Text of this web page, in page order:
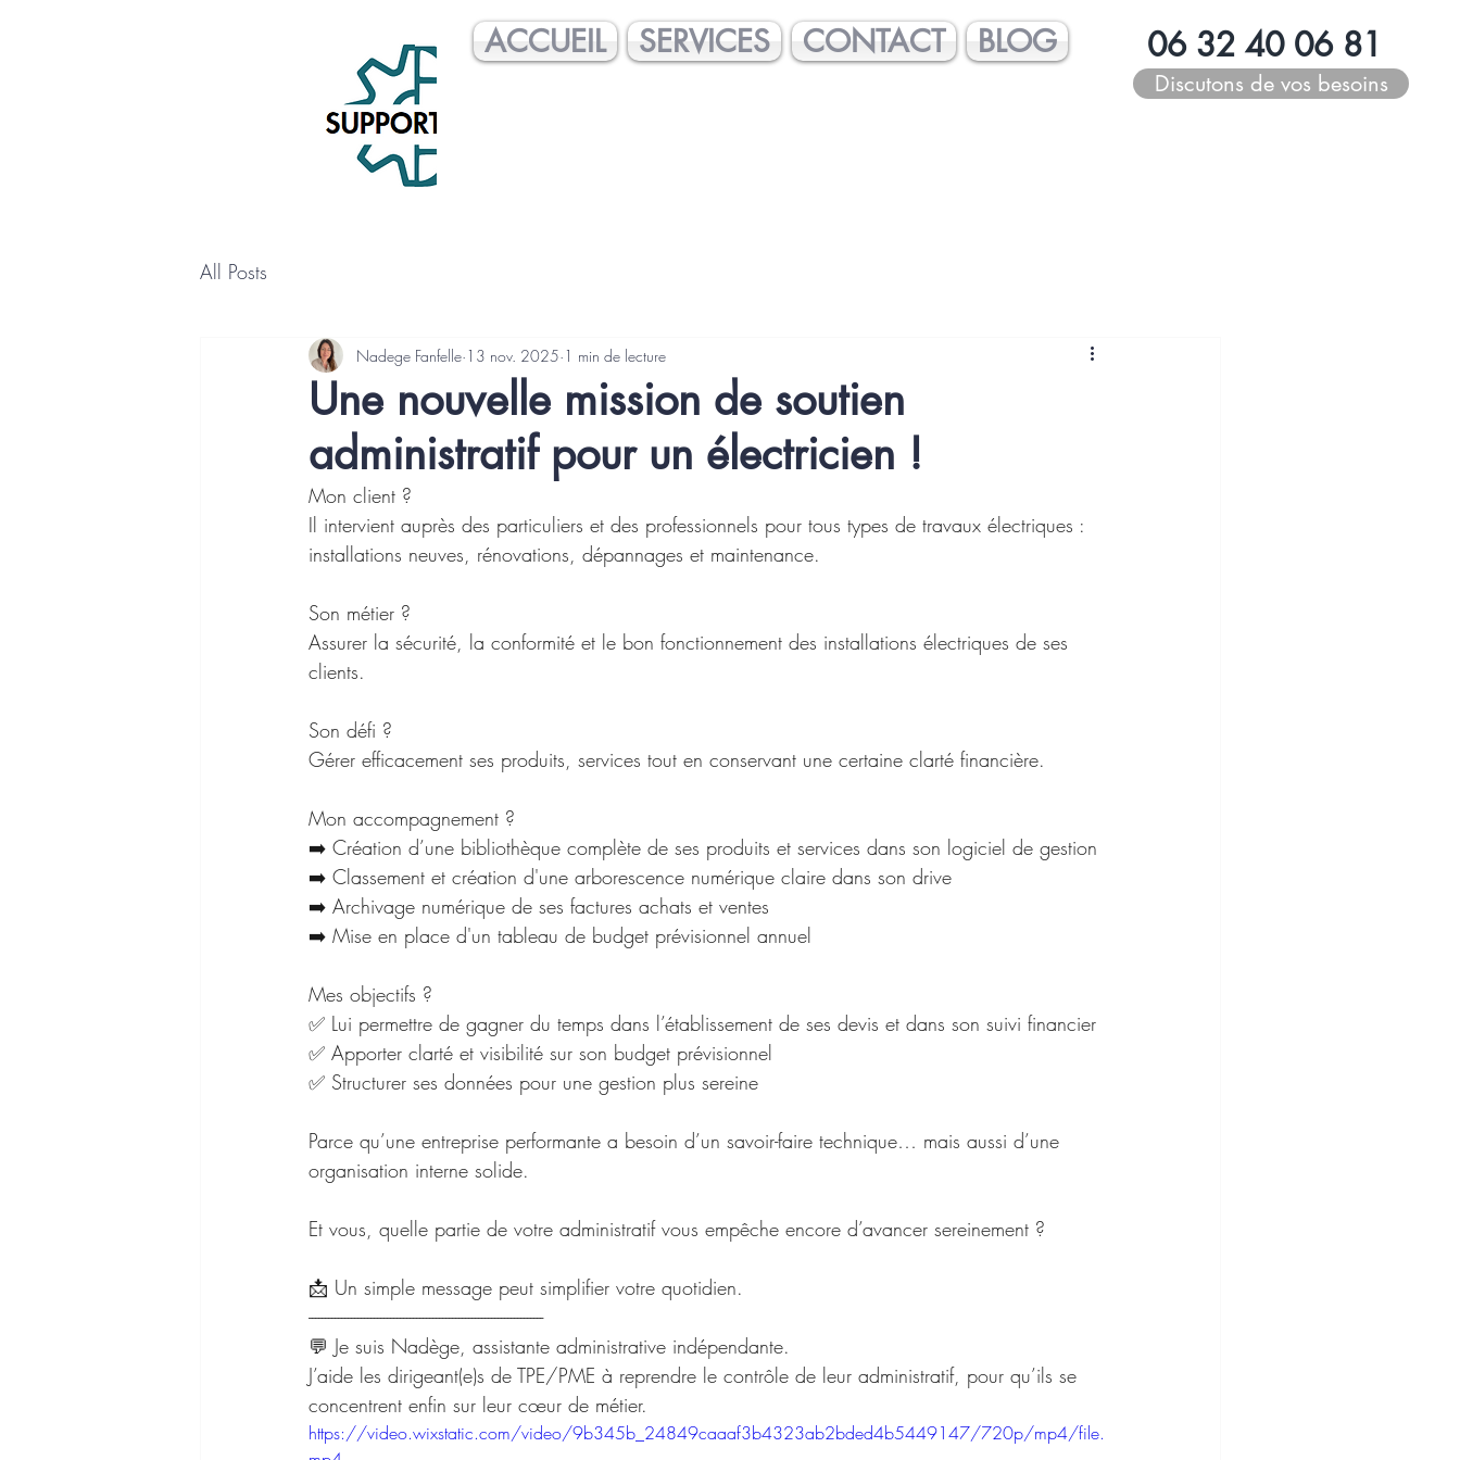
ACCUEIL SERVICES CONTACT BLOG 06 32 40 06 81
Discutons de vos besoins
All Posts
Une nouvelle mission de soutien
administratif pour un électricien !
Nadege Fanfelle 13 nov. 2025 1 min de lecture
Mon client ?
Il intervient auprès des particuliers et des professionnels pour tous types de travaux électriques :
installations neuves, rénovations, dépannages et maintenance.
Son métier ?
Assurer la sécurité, la conformité et le bon fonctionnement des installations électriques de ses
clients.
Son défi ?
Gérer efficacement ses produits, services tout en conservant une certaine clarté financière.
Mon accompagnement ?
➡️ Création d’une bibliothèque complète de ses produits et services dans son logiciel de gestion
➡️ Classement et création d'une arborescence numérique claire dans son drive
➡️ Archivage numérique de ses factures achats et ventes
➡️ Mise en place d'un tableau de budget prévisionnel annuel
Mes objectifs ?
✅ Lui permettre de gagner du temps dans l’établissement de ses devis et dans son suivi financier
✅ Apporter clarté et visibilité sur son budget prévisionnel
✅ Structurer ses données pour une gestion plus sereine
Parce qu’une entreprise performante a besoin d’un savoir-faire technique… mais aussi d’une
organisation interne solide.
Et vous, quelle partie de votre administratif vous empêche encore d’avancer sereinement ?
📩 Un simple message peut simplifier votre quotidien.
------------------------------------------------------------------------
💬 Je suis Nadège, assistante administrative indépendante.
J’aide les dirigeant(e)s de TPE/PME à reprendre le contrôle de leur administratif, pour qu’ils se
concentrent enfin sur leur cœur de métier.
https://video.wixstatic.com/video/9b345b_24849caaaf3b4323ab2bded4b5449147/720p/mp4/file.